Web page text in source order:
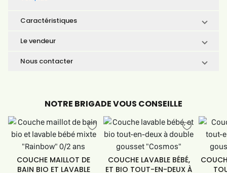
Caractéristiques
Le vendeur
Nous contacter
NOTRE BRIGADE VOUS CONSEILLE
COUCHE MAILLOT DE
BAIN BIO ET LAVABLE
COUCHE LAVABLE BÉBÉ,
ET BIO TOUT-EN-DEUX À